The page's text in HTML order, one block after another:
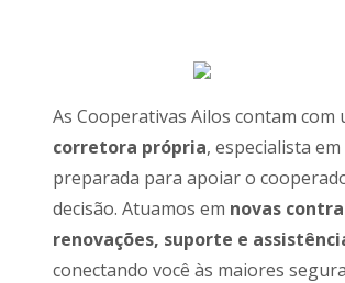
As Cooperativas Ailos contam com
corretora própria, especialista
preparada para apoiar o
decisão. Atuamos em novas
renovações, suporte e
conectando você às maiores